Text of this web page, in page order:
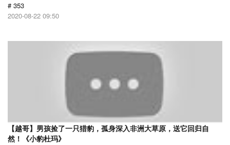
# 353
2020-08-22 09:50
【越哥】男孩捡了一只猎豹，孤身深入非洲大草原，送它回归自
然！《小豹杜玛》